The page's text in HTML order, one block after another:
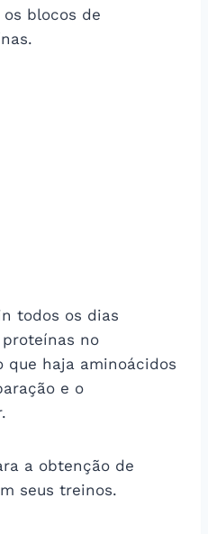
blocos de
todos os dias
no
que haja aminoácidos
e o
a obtenção de
seus treinos.